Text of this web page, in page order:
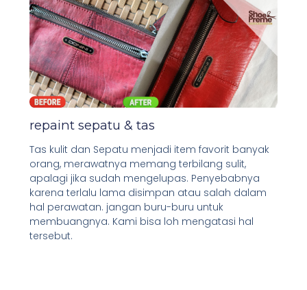
repaint sepatu & tas
Tas kulit dan Sepatu menjadi item favorit banyak
orang, merawatnya memang terbilang sulit,
apalagi jika sudah mengelupas. Penyebabnya
karena terlalu lama disimpan atau salah dalam
hal perawatan. jangan buru-buru untuk
membuangnya. Kami bisa loh mengatasi hal
tersebut.